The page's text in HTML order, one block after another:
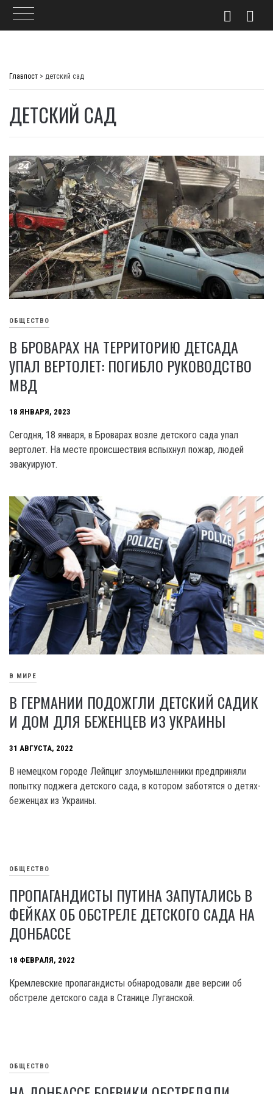
Главпост > детский сад
ДЕТСКИЙ САД
ОБЩЕСТВО
В БРОВАРАХ НА ТЕРРИТОРИЮ ДЕТСАДА
УПАЛ ВЕРТОЛЕТ: ПОГИБЛО РУКОВОДСТВО
МВД
18 ЯНВАРЯ, 2023
Сегодня, 18 января, в Броварах возле детского сада упал
вертолет. На месте происшествия вспыхнул пожар, людей
эвакуируют.
В МИРЕ
В ГЕРМАНИИ ПОДОЖГЛИ ДЕТСКИЙ САДИК
И ДОМ ДЛЯ БЕЖЕНЦЕВ ИЗ УКРАИНЫ
31 АВГУСТА, 2022
В немецком городе Лейпциг злоумышленники предприняли
попытку поджега детского сада, в котором заботятся о детях-
беженцах из Украины.
ОБЩЕСТВО
ПРОПАГАНДИСТЫ ПУТИНА ЗАПУТАЛИСЬ В
ФЕЙКАХ ОБ ОБСТРЕЛЕ ДЕТСКОГО САДА НА
ДОНБАССЕ
18 ФЕВРАЛЯ, 2022
Кремлевские пропагандисты обнародовали две версии об
обстреле детского сада в Станице Луганской.
ОБЩЕСТВО